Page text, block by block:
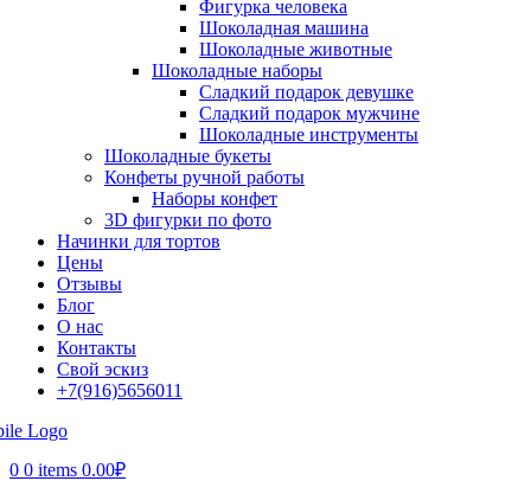
Фигурка человека
Шоколадная машина
Шоколадные животные
Шоколадные наборы
Сладкий подарок девушке
Сладкий подарок мужчине
Шоколадные инструменты
Шоколадные букеты
Конфеты ручной работы
Наборы конфет
3D фигурки по фото
Начинки для тортов
Цены
Отзывы
Блог
О нас
Контакты
Свой эскиз
+7(916)5656011
0 0 items 0.00₽